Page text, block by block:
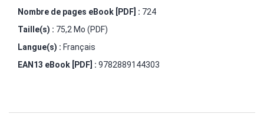
Nombre de pages eBook [PDF] : 724
Taille(s) : 75,2 Mo (PDF)
Langue(s) : Français
EAN13 eBook [PDF] : 9782889144303